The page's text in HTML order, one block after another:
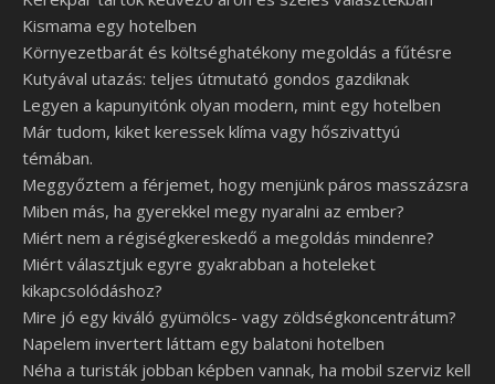
Kismama egy hotelben
Környezetbarát és költséghatékony megoldás a fűtésre
Kutyával utazás: teljes útmutató gondos gazdiknak
Legyen a kapunyitónk olyan modern, mint egy hotelben
Már tudom, kiket keressek klíma vagy hőszivattyú
témában.
Meggyőztem a férjemet, hogy menjünk páros masszázsra
Miben más, ha gyerekkel megy nyaralni az ember?
Miért nem a régiségkereskedő a megoldás mindenre?
Miért választjuk egyre gyakrabban a hoteleket
kikapcsolódáshoz?
Mire jó egy kiváló gyümölcs- vagy zöldségkoncentrátum?
Napelem invertert láttam egy balatoni hotelben
Néha a turisták jobban képben vannak, ha mobil szerviz kell